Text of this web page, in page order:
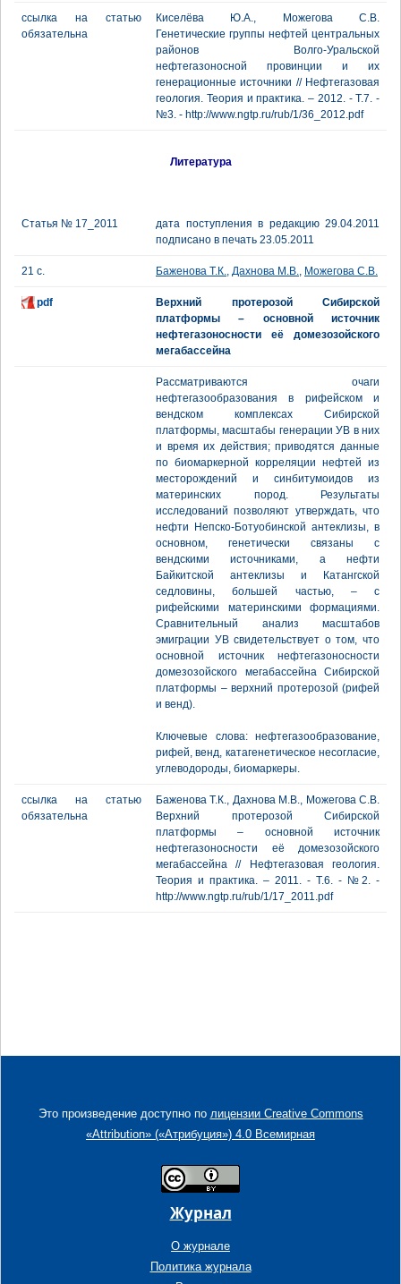
ссылка на статью
обязательна
Киселёва Ю.А., Можегова С.В.
Генетические группы нефтей центральных
районов Волго-Уральской
нефтегазоносной провинции и их
генерационные источники // Нефтегазовая
геология. Теория и практика. – 2012. - Т.7. -
№3. - http://www.ngtp.ru/rub/1/36_2012.pdf
Литература
Статья № 17_2011
дата поступления в редакцию 29.04.2011
подписано в печать 23.05.2011
21 с. Баженова Т.К., Дахнова М.В., Можегова С.В.
pdf
Верхний протерозой Сибирской
платформы – основной источник
нефтегазоносности её домезозойского
мегабассейна
Рассматриваются очаги
нефтегазообразования в рифейском и
вендском комплексах Сибирской
платформы, масштабы генерации УВ в них
и время их действия; приводятся данные
по биомаркерной корреляции нефтей из
месторождений и синбитумоидов из
материнских пород. Результаты
исследований позволяют утверждать, что
нефти Непско-Ботуобинской антеклизы, в
основном, генетически связаны с
вендскими источниками, а нефти
Байкитской антеклизы и Катангской
седловины, большей частью, – с
рифейскими материнскими формациями.
Сравнительный анализ масштабов
эмиграции УВ свидетельствует о том, что
основной источник нефтегазоносности
домезозойского мегабассейна Сибирской
платформы – верхний протерозой (рифей
и венд).
Ключевые слова: нефтегазообразование,
рифей, венд, катагенетическое несогласие,
углеводороды, биомаркеры.
ссылка на статью
обязательна
Баженова Т.К., Дахнова М.В., Можегова С.В.
Верхний протерозой Сибирской
платформы – основной источник
нефтегазоносности её домезозойского
мегабассейна // Нефтегазовая геология.
Теория и практика. – 2011. - Т.6. - №2. -
http://www.ngtp.ru/rub/1/17_2011.pdf
Это произведение доступно по лицензии Creative Commons
«Attribution» («Атрибуция») 4.0 Всемирная
Журнал
О журнале
Политика журнала